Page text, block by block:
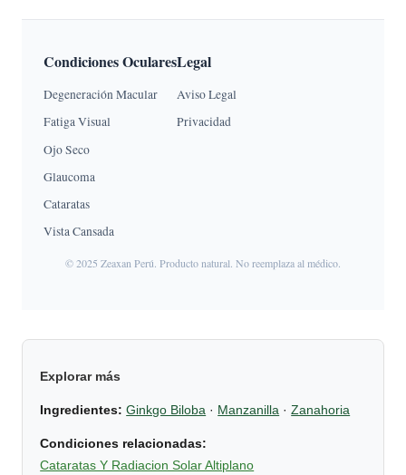
Condiciones Oculares
Degeneración Macular
Fatiga Visual
Ojo Seco
Glaucoma
Cataratas
Vista Cansada
Legal
Aviso Legal
Privacidad
© 2025 Zeaxan Perú. Producto natural. No reemplaza al médico.
Explorar más
Ingredientes: Ginkgo Biloba · Manzanilla ·Zanahoria
Condiciones relacionadas:
Cataratas Y Radiacion Solar Altiplano